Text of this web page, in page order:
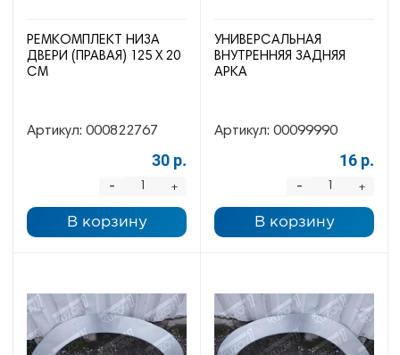
РЕМКОМПЛЕКТ НИЗА
ДВЕРИ (ПРАВАЯ) 125 Х 20
СМ
Артикул: 000822767
30 р.
+
-
В корзину
УНИВЕРСАЛЬНАЯ
ВНУТРЕННЯЯ ЗАДНЯЯ
АРКА
Артикул: 00099990
16 р.
+
-
В корзину